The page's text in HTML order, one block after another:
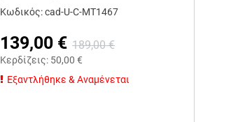
Κωδικός: cad-U-C-MT1467
139,00 € 189,00 €
Κερδίζεις: 50,00 €
Εξαντλήθηκε & Αναμένεται